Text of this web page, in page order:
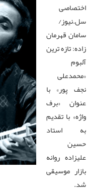
اختصاصی
سل.نیوز/
سامان قهرمان
زاده: تازه ترین
آلبوم
«محمدعلی
نجف پور» با
عنوان «برف
واژه» با تقدیم
به استاد
حسین
علیزاده روانه
بازار موسیقی
شد.